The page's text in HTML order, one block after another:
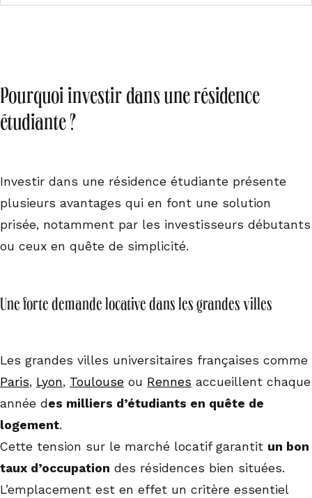
Pourquoi investir dans une résidence
étudiante ?
Investir dans une résidence étudiante présente
plusieurs avantages qui en font une solution
prisée, notamment par les investisseurs débutants
ou ceux en quête de simplicité.
Une forte demande locative dans les grandes villes
Les grandes villes universitaires françaises comme
Paris, Lyon, Toulouse ou Rennes accueillent chaque
année d es milliers d’étudiants en quête de
logement.
Cette tension sur le marché locatif garantit un bon
taux d’occupation des résidences bien situées.
L’emplacement est en effet un critère essentiel